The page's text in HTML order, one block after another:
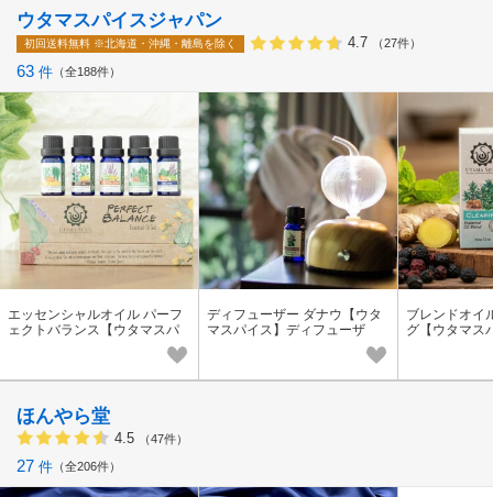
ウタマスパイスジャパン
初回送料無料 ※北海道・沖縄・離島を除く 4.7 （27件）
63 件 全188件
エッセンシャルオイル パーフ
ェクトバランス【ウタマスパ
イス】オーガニック アロマオ
ディフューザー ダナウ【ウタ
マスパイス】ディフューザ
ー アロマオイル アジアン
ブレンドオイ
グ【ウタマス
ほんやら堂
4.5 （47件）
27 件 全206件